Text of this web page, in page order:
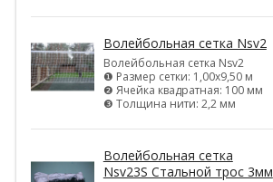
Волейбольная сетка Nsv2
Волейбольная сетка Nsv2
❶ Размер сетки: 1,00х9,50 м
❷ Ячейка квадратная: 100 мм
❸ Толщина нити: 2,2 мм
Волейбольная сетка
Nsv23S Стальной трос 3мм